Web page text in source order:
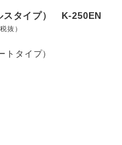
スタイプ） K-250EN
税抜）